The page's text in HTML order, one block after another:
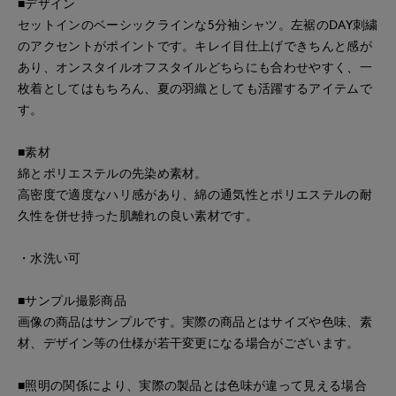
■デザイン
セットインのベーシックラインな5分袖シャツ。左裾のDAY刺繍
のアクセントがポイントです。キレイ目仕上げできちんと感が
あり、オンスタイルオフスタイルどちらにも合わせやすく、一
枚着としてはもちろん、夏の羽織としても活躍するアイテムで
す。
■素材
綿とポリエステルの先染め素材。
高密度で適度なハリ感があり、綿の通気性とポリエステルの耐
久性を併せ持った肌離れの良い素材です。
・水洗い可
■サンプル撮影商品
画像の商品はサンプルです。実際の商品とはサイズや色味、素
材、デザイン等の仕様が若干変更になる場合がございます。
■照明の関係により、実際の製品とは色味が違って見える場合